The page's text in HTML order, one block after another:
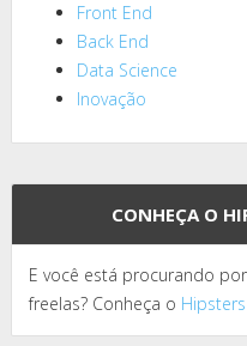
Front End
Back End
Data Science
Inovação
CONHEÇA O
E você está procurando
freelas? Conheça o